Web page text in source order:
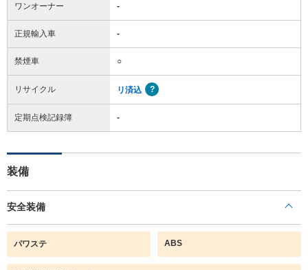
ワンオーナー -
正規輸入車 -
禁煙車 ○
リサイクル リ済込
定期点検記録簿 -
装備
安全装備
パワステ ABS